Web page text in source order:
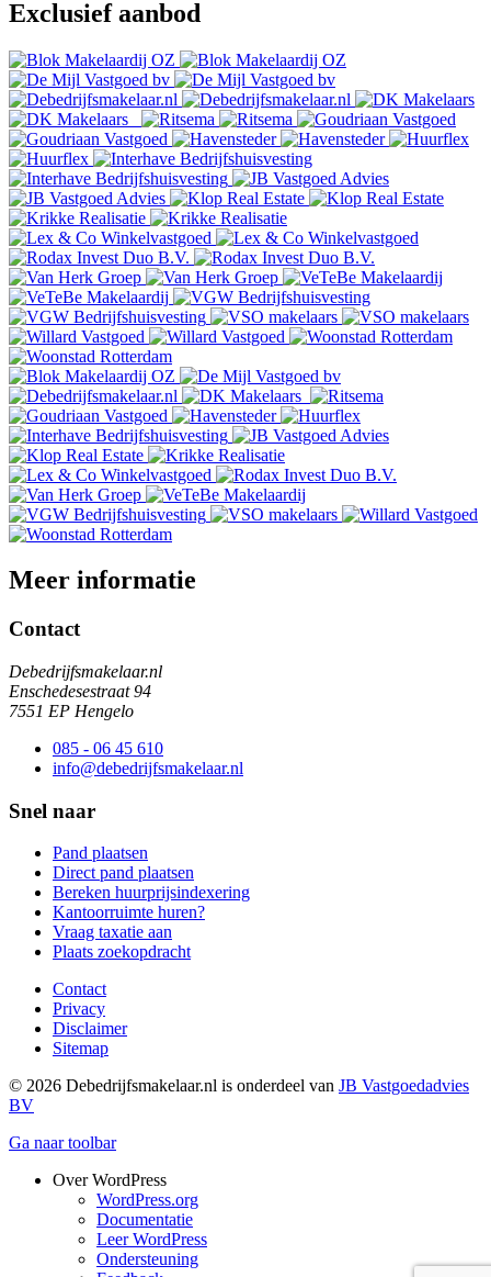
Exclusief aanbod
Meer informatie
Contact
Debedrijfsmakelaar.nl
Enschedesestraat 94
7551 EP Hengelo
085 - 06 45 610
info@debedrijfsmakelaar.nl
Snel naar
Pand plaatsen
Direct pand plaatsen
Bereken huurprijsindexering
Kantoorruimte huren?
Vraag taxatie aan
Plaats zoekopdracht
Contact
Privacy
Disclaimer
Sitemap
© 2026 Debedrijfsmakelaar.nl is onderdeel van JB Vastgoedadvies
BV
Ga naar toolbar
Over WordPress
WordPress.org
Documentatie
Leer WordPress
Ondersteuning